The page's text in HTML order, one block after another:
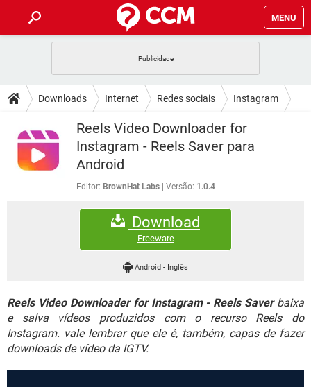
MENU
CELULAR FACEBOOK
EXCEL
INSTAGRAM GMAIL
GUIA DE COMPRAS
DICAS
JOGOS
CELULAR
OUTLOOK
GMAIL
GUIA DE COMPRAS
JOGOS WHATSAPP
CELULAR
GMAIL
FÓRUM
WHATSAPP
FACEBOOK
EXCEL
WHATSAPP
FACEBOOK
EXCEL
GUIA DE COMPRAS
Downloads Internet Redes sociais Instagram
Reels Video Downloader for
Instagram - Reels Saver para
Android
Editor: BrownHat Labs Versão: 1.0.4
Download
Freeware
Android- Inglês
Reels Video Downloader for Instagram - Reels Saverbaixa
e salva vídeos produzidos com o recurso Reels do
Instagram. vale lembrar que ele é, também, capas de fazer
downloads de vídeo da IGTV.